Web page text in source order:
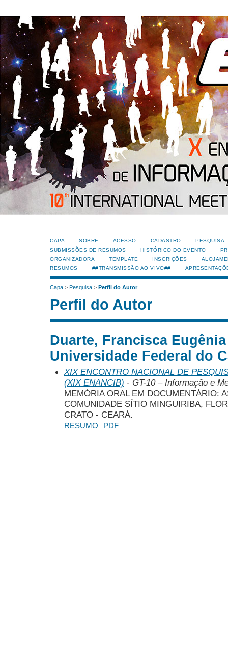
CAPA SOBRE ACESSO CADASTRO
PESQUISA
SUBMISSÕES DE RESUMOS
HISTÓRICO DO EVENTO
ORGANIZADORA
TEMPLATE INSCRIÇÕES
RESUMOS
##TRANSMISSÃO AO VIVO##
Capa > Pesquisa > Perfil do Autor
Perfil do Autor
Duarte, Francisca
Universidade Federal do
XIX ENCONTRO NACIONAL DE
(XIX ENANCIB) - GT-10 – Informação e
MEMÓRIA ORAL EM DOCUMENTÁRIO:
COMUNIDADE SÍTIO MINGUIRIBA,
CRATO - CEARÁ.
RESUMO PDF